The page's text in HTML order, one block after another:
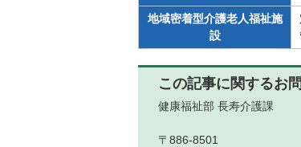
地域密着型介護老人福祉施
設
この記事に関するお
健康福祉部 長寿介護課
〒886-8501